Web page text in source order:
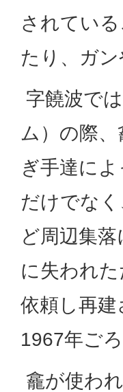
されてい
たり、ガ
字饒波で
ム）の際
ぎ手達に
だけでな
ど周辺集
に失われ
依頼し再
1967年ご
龕が使わ